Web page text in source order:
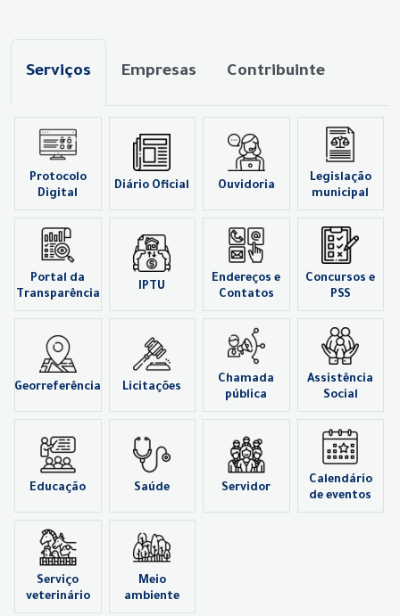
Serviços Empresas Contribuinte
Protocolo
Digital
Diário Oficial Ouvidoria
Legislação
municipal
Portal da
Transparência
IPTU
Endereços e
Contatos
Concursos e
PSS
Georreferência Licitações
Chamada
pública
Assistência
Social
Educação Saúde Servidor
Calendário
de eventos
Serviço
veterinário
Meio
ambiente